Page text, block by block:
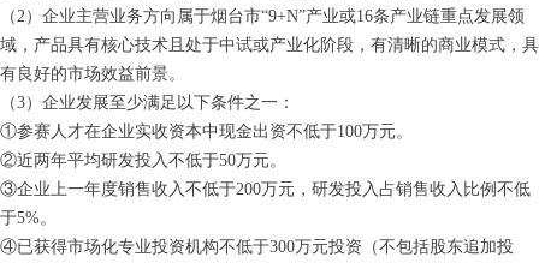
（2）企业主营业务方向属于烟台市“9+N”产业或16条产业链重点发展领
域，产品具有核心技术且处于中试或产业化阶段，有清晰的商业模式，具
有良好的市场效益前景。
（3）企业发展至少满足以下条件之一：
①参赛人才在企业实收资本中现金出资不低于100万元。
②近两年平均研发投入不低于50万元。
③企业上一年度销售收入不低于200万元，研发投入占销售收入比例不低
于5%。
④已获得市场化专业投资机构不低于300万元投资（不包括股东追加投